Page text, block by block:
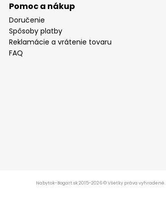
Pomoc a nákup
Doručenie
Spôsoby platby
Reklamácie a vrátenie tovaru
FAQ
Nabytok-Bogart.sk 2015-2026 © Všetky práva vyhradené.